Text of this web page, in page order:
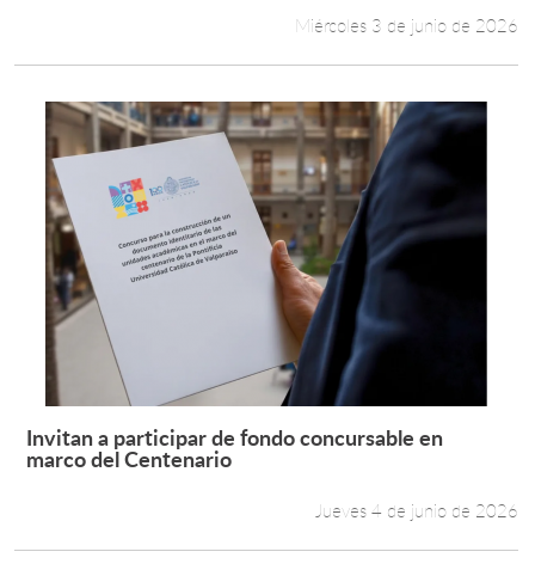
Miércoles 3 de junio de 2026
Leer más +
Invitan a participar de fondo concursable en
marco del Centenario
Jueves 4 de junio de 2026